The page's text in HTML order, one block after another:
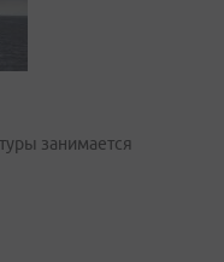
занимается